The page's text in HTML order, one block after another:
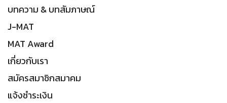
บทความ & บทสัมภาษณ์
J-MAT
MAT Award
เกี่ยวกับเรา
สมัครสมาชิกสมาคม
แจ้งชำระเงิน